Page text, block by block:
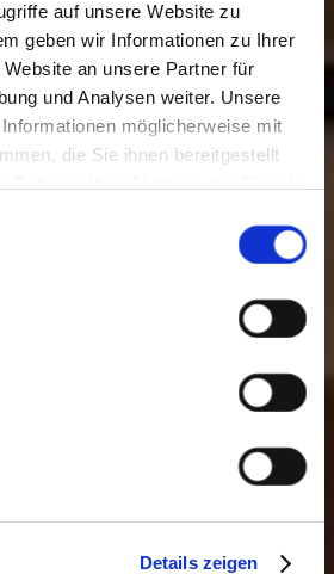
auf unsere Website zu
geben wir Informationen zu Ihrer
an unsere Partner für
und Analysen weiter. Unsere
möglicherweise mit
die Sie ihnen bereitgestellt
Webseite weiterhin nutzen.
Details zeigen